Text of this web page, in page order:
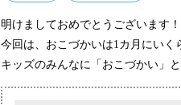
明けましておめでとうございます
今回は、おこづかいは1カ月にいく
キッズのみんなに「おこづかい」